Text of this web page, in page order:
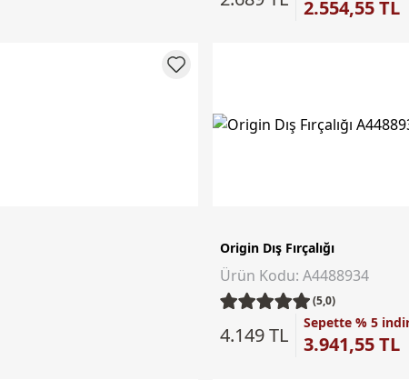
2.554,55 TL
Origin Dış Fırçalığı
Ürün Kodu: A4488934
(5,0)
4.149 TL
Sepette % 5
3.941,55 TL